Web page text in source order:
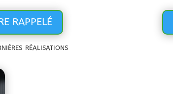
RAPPELÉ
réalisations